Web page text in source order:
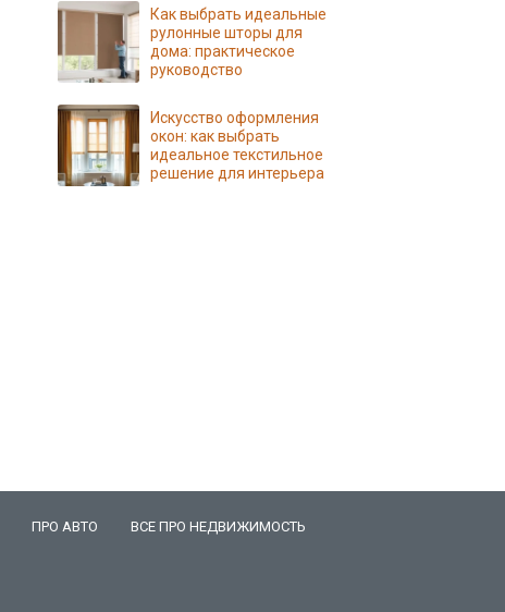
Как выбрать идеальные
рулонные шторы для
дома: практическое
руководство
Искусство оформления
окон: как выбрать
идеальное текстильное
решение для интерьера
ПРО АВТО
ВСЕ ПРО НЕДВИЖИМОСТЬ